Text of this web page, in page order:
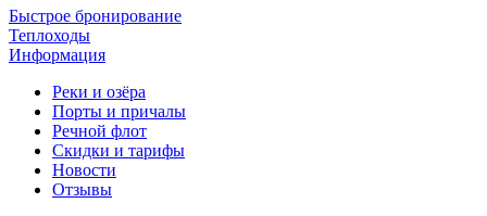
Быстрое бронирование
Теплоходы
Информация
Реки и озёра
Порты и причалы
Речной флот
Скидки и тарифы
Новости
Отзывы